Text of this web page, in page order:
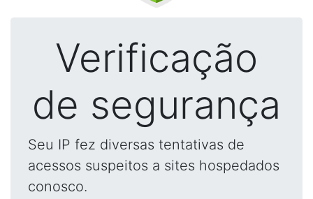
Verificação
de segurança
Seu IP fez diversas tentativas de
acessos suspeitos a sites hospedados
conosco.